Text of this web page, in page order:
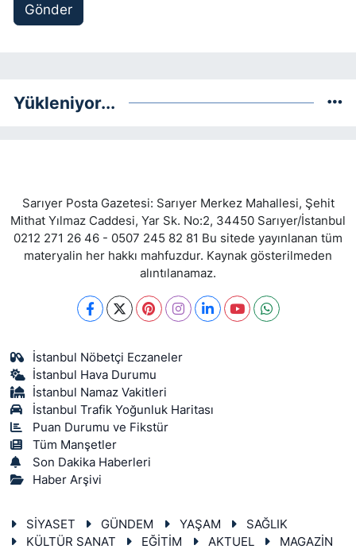
Gönder
Yükleniyor...
Sarıyer Posta Gazetesi: Sarıyer Merkez Mahallesi, Şehit
Mithat Yılmaz Caddesi, Yar Sk. No:2, 34450 Sarıyer/İstanbul
0212 271 26 46 - 0507 245 82 81 Bu sitede yayınlanan tüm
materyalin her hakkı mahfuzdur. Kaynak gösterilmeden
alıntılanamaz.
İstanbul Nöbetçi Eczaneler
İstanbul Hava Durumu
İstanbul Namaz Vakitleri
İstanbul Trafik Yoğunluk Haritası
Puan Durumu ve Fikstür
Tüm Manşetler
Son Dakika Haberleri
Haber Arşivi
SİYASET GÜNDEM YAŞAM
SAĞLIK
KÜLTÜR SANAT
EĞİTİM AKTUEL MAGAZİN